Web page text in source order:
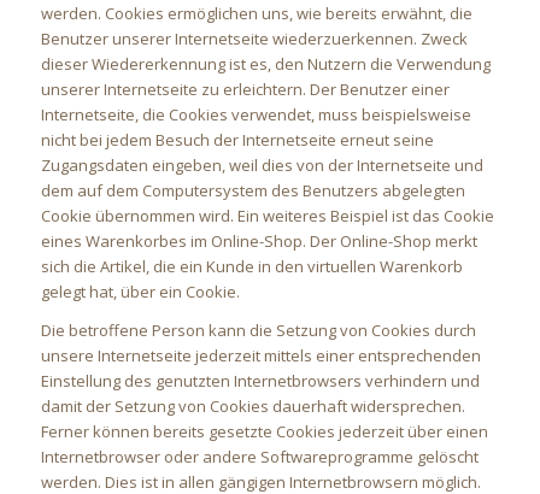
werden. Cookies ermöglichen uns, wie bereits erwähnt, die
Benutzer unserer Internetseite wiederzuerkennen. Zweck
dieser Wiedererkennung ist es, den Nutzern die Verwendung
unserer Internetseite zu erleichtern. Der Benutzer einer
Internetseite, die Cookies verwendet, muss beispielsweise
nicht bei jedem Besuch der Internetseite erneut seine
Zugangsdaten eingeben, weil dies von der Internetseite und
dem auf dem Computersystem des Benutzers abgelegten
Cookie übernommen wird. Ein weiteres Beispiel ist das Cookie
eines Warenkorbes im Online-Shop. Der Online-Shop merkt
sich die Artikel, die ein Kunde in den virtuellen Warenkorb
gelegt hat, über ein Cookie.
Die betroffene Person kann die Setzung von Cookies durch
unsere Internetseite jederzeit mittels einer entsprechenden
Einstellung des genutzten Internetbrowsers verhindern und
damit der Setzung von Cookies dauerhaft widersprechen.
Ferner können bereits gesetzte Cookies jederzeit über einen
Internetbrowser oder andere Softwareprogramme gelöscht
werden. Dies ist in allen gängigen Internetbrowsern möglich.